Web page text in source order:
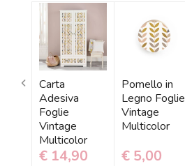
Carta
Adesiva
Foglie
Vintage
Multicolor
€ 14,90
Pomello in
Legno Foglie
Vintage
Multicolor
€ 5,00